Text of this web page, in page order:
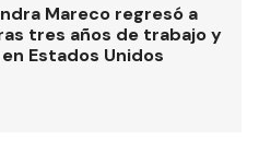
Mareco regresó a
tres años de trabajo y
Estados Unidos